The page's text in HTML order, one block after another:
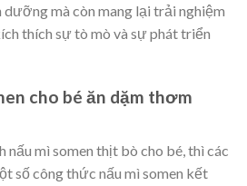
dưỡng mà còn mang lại trải nghiệm
thích sự tò mò và sự phát triển
cho bé ăn dặm thơm
nấu mì somen thịt bò cho bé, thì các
số công thức nấu mì somen kết